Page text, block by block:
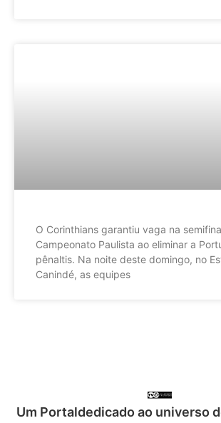
O Corinthians garantiu vaga na
Campeonato Paulista ao eliminar a
pênaltis. Na noite deste domingo, no
Canindé, as equipes
Um Portaldedicado ao universo